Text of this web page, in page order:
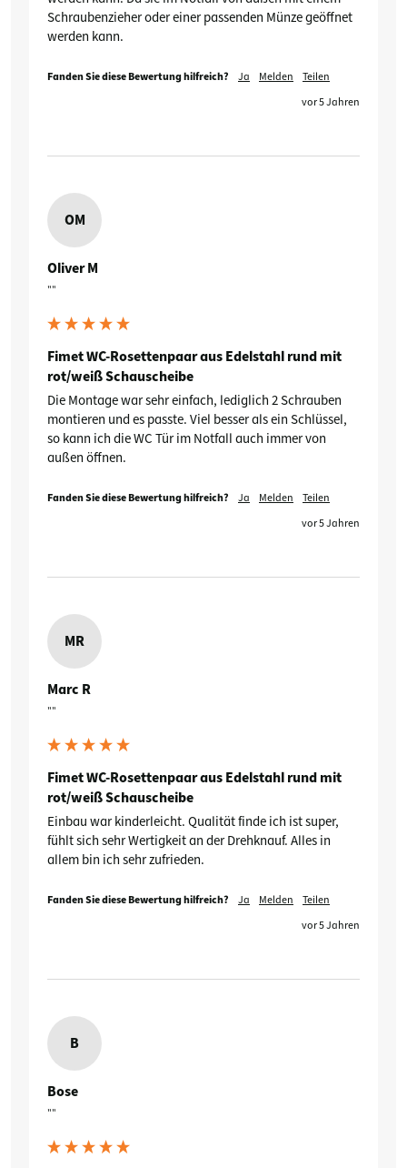
Schraubenzieher oder einer passenden Münze geöffnet
werden kann.
Fanden Sie diese Bewertung hilfreich? Ja Melden
Teilen
vor 5 Jahren
OM
Oliver M
""
Fimet WC-Rosettenpaar aus Edelstahl rund mit
rot/weiß Schauscheibe
Die Montage war sehr einfach, lediglich 2 Schrauben
montieren und es passte. Viel besser als ein Schlüssel,
so kann ich die WC Tür im Notfall auch immer von
außen öffnen.
Fanden Sie diese Bewertung hilfreich? Ja Melden
Teilen
vor 5 Jahren
MR
Marc R
""
Fimet WC-Rosettenpaar aus Edelstahl rund mit
rot/weiß Schauscheibe
Einbau war kinderleicht. Qualität finde ich ist super,
fühlt sich sehr Wertigkeit an der Drehknauf. Alles in
allem bin ich sehr zufrieden.
Fanden Sie diese Bewertung hilfreich? Ja Melden
Teilen
vor 5 Jahren
B
Bose
""